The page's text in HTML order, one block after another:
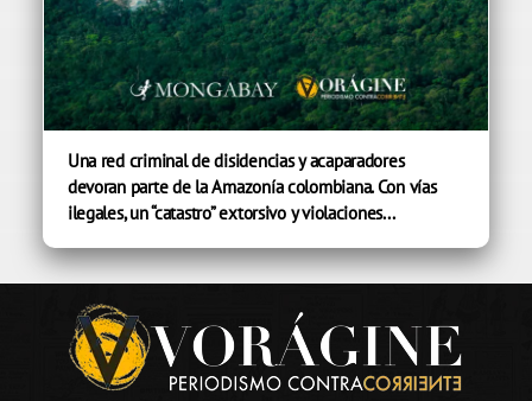
Una red criminal de disidencias y acaparadores
devoran parte de la Amazonía colombiana. Con vías
ilegales, un “catastro” extorsivo y violaciones...